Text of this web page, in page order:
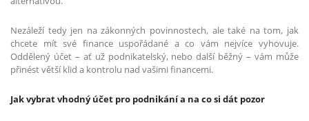
Nezáleží tedy jen na zákonných povinnostech, ale také na tom, jak
chcete mít své finance uspořádané a co vám nejvíce vyhovuje.
Oddělený účet – ať už podnikatelský, nebo další běžný – vám může
přinést větší klid a kontrolu nad vašimi financemi.
Jak vybrat vhodný účet pro podnikání a na co si dát pozor